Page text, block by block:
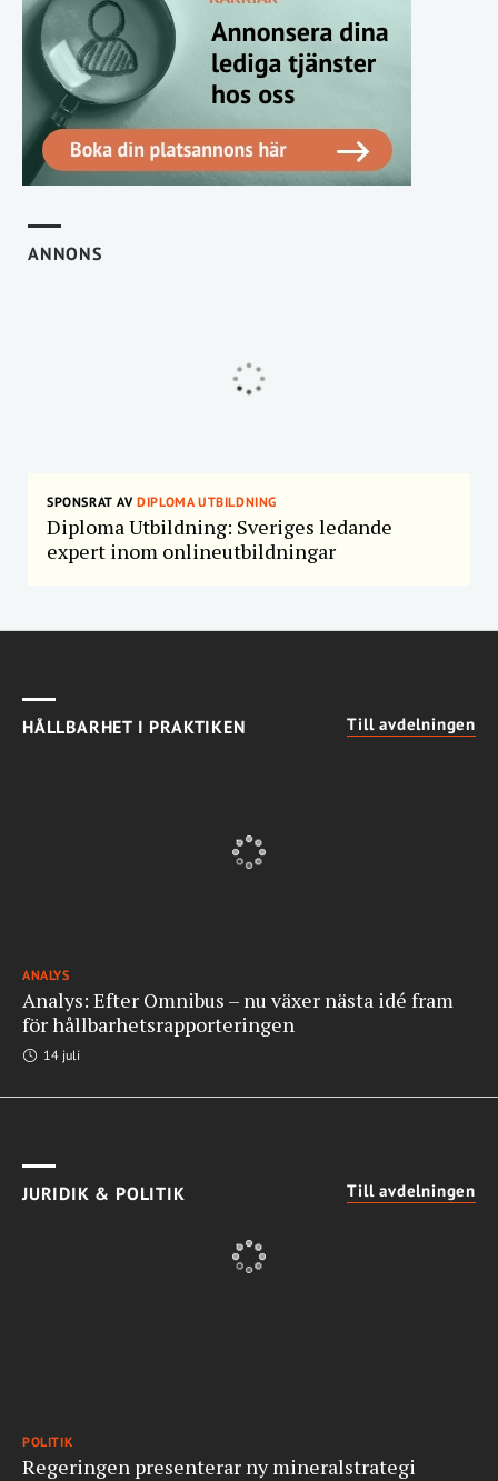
ANNONS
SPONSRAT AVDIPLOMA UTBILDNING
Diploma Utbildning: Sveriges ledande
expert inom onlineutbildningar
HÅLLBARHET I PRAKTIKEN Till avdelningen
ANALYS
Analys: Efter Omnibus – nu växer nästa idé fram
för hållbarhetsrapporteringen
14 juli
JURIDIK & POLITIK Till avdelningen
POLITIK
Regeringen presenterar ny mineralstrategi